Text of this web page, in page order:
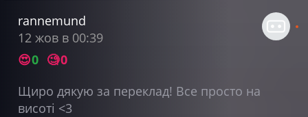
rannemund
12 жов в 00:39
😍0 🧐0
Щиро дякую за переклад! Все просто на
висоті <3